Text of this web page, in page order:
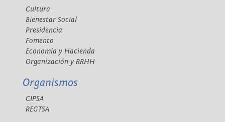
Cultura
Bienestar Social
Presidencia
Fomento
Economía y Hacienda
Organización y RRHH
Organismos
CIPSA
REGTSA